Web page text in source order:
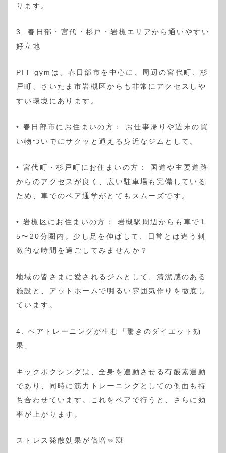
ります。
3. 春日部・宮代・杉戸・岩槻エリアから通いやすい
好立地
PIT gymは、春日部市を中心に、周辺の宮代町、杉
戸町、さいたま市岩槻区からも非常にアクセスしや
すい環境にあります。
• 春日部市にお住まいの方： お仕事帰りや週末の買
い物ついでにサクッと通える身近なジムとして。
• 宮代町・杉戸町にお住まいの方： 国道や主要道路
からのアクセスが良く、広い駐車場も完備している
ため、車でのペア通学がとてもスムーズです。
• 岩槻区にお住まいの方： 岩槻駅周辺からも車で1
5〜20分圏内。少し足を伸ばして、日常とは違う刺
激的な時間を過ごしてみませんか？
地域の皆さまに愛されるジムとして、清潔感のある
施設と、アットホームで明るい雰囲気作りを徹底し
ています。
4. ペアトレーニングが生む「驚きのダイエット効
果」
キックボクシングは、全身を連動させる有酸素運動
であり、同時に筋力トレーニングとしての側面も持
ち合わせています。これをペアで行うと、さらに効
率が上がります。
ストレス発散効果が倍増👊💥